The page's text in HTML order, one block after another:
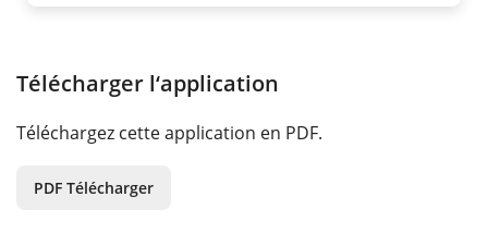
Télécharger l‘application
Téléchargez cette application en PDF.
PDF Télécharger